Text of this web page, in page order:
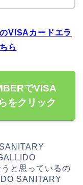
VISAカードエラ
ら
でVISA
をクリック
と思っているの
SANITARY